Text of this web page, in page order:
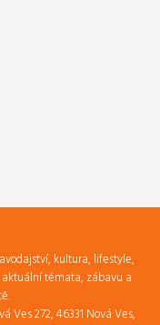
kultura, lifestyle,
témata, zábavu a
Ves 272, 46331 Nová Ves,